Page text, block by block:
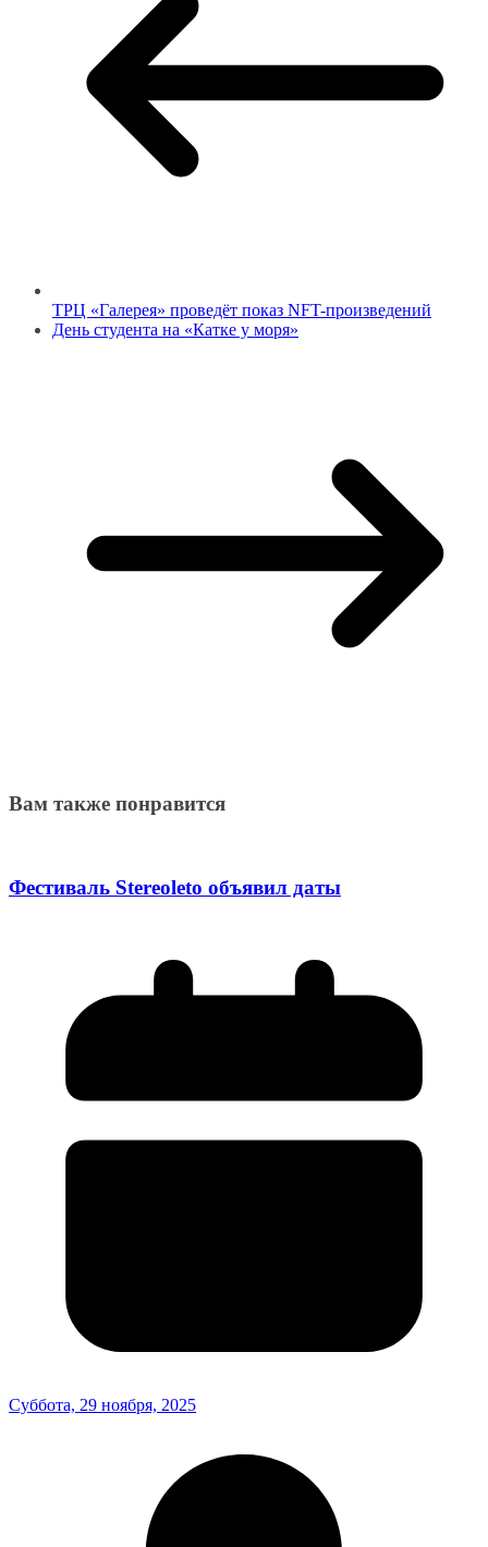
ТРЦ «Галерея» проведёт показ NFT-произведений
День студента на «Катке у моря»
Вам также понравится
Фестиваль Stereoleto объявил даты
Суббота, 29 ноября, 2025